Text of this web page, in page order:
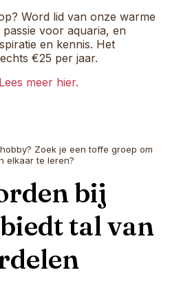
Word lid van onze warme
voor aquaria, en
en kennis. Het
€25 per jaar.
meer hier.
Zoek je een toffe groep om
elkaar te leren?
bij
tal van